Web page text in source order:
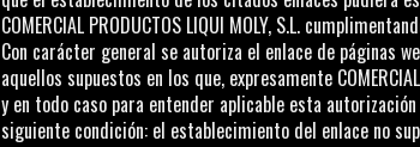
COMERCIAL PRODUCTOS LIQUI MOLY, S.L.
Con carácter general se autoriza el enlace de páginas
aquellos supuestos en los que, expresamente
y en todo caso para entender aplicable esta
siguiente condición: el establecimiento del enlace no